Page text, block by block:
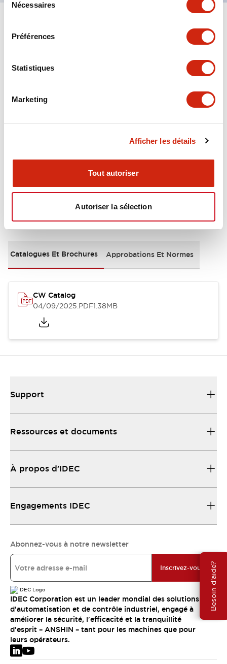
Nécessaires
Préférences
Statistiques
Marketing
Afficher les détails
Tout autoriser
Autoriser la sélection
Besoin d'aide?
Tout développer+
Functional Specifications
Mounting and Installation Specifications
Documents et fichiers
Catalogues Et Brochures Approbations Et Normes
CW Catalog
04/09/2025.PDF1.38MB
Support
Ressources et documents
À propos d’IDEC
Engagements IDEC
Abonnez-vous à notre newsletter
Inscrivez-vous
IDEC Corporation est un leader mondial des solutions
d'automatisation et de contrôle industriel, engagé à
améliorer la sécurité, l'efficacité et la tranquillité
d'esprit – ANSHIN – tant pour les machines que pour
leurs opérateurs.